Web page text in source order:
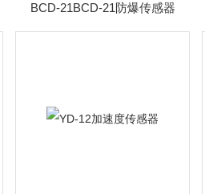
BCD-21BCD-21防爆传感器